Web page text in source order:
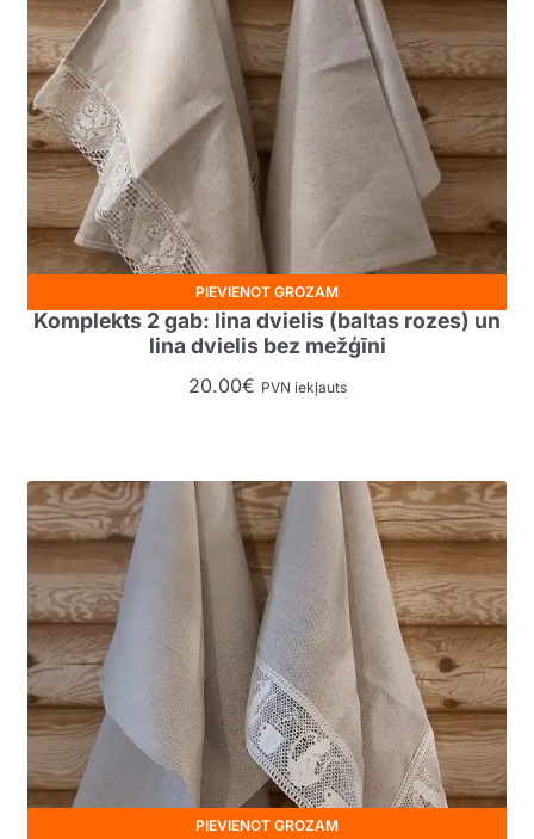
Komplekts 2 gab: lina dvielis (baltas rozes) un
lina dvielis bez mežģīni
20.00€ PVN iekļauts
PIEVIENOT GROZAM
PIEVIENOT GROZAM